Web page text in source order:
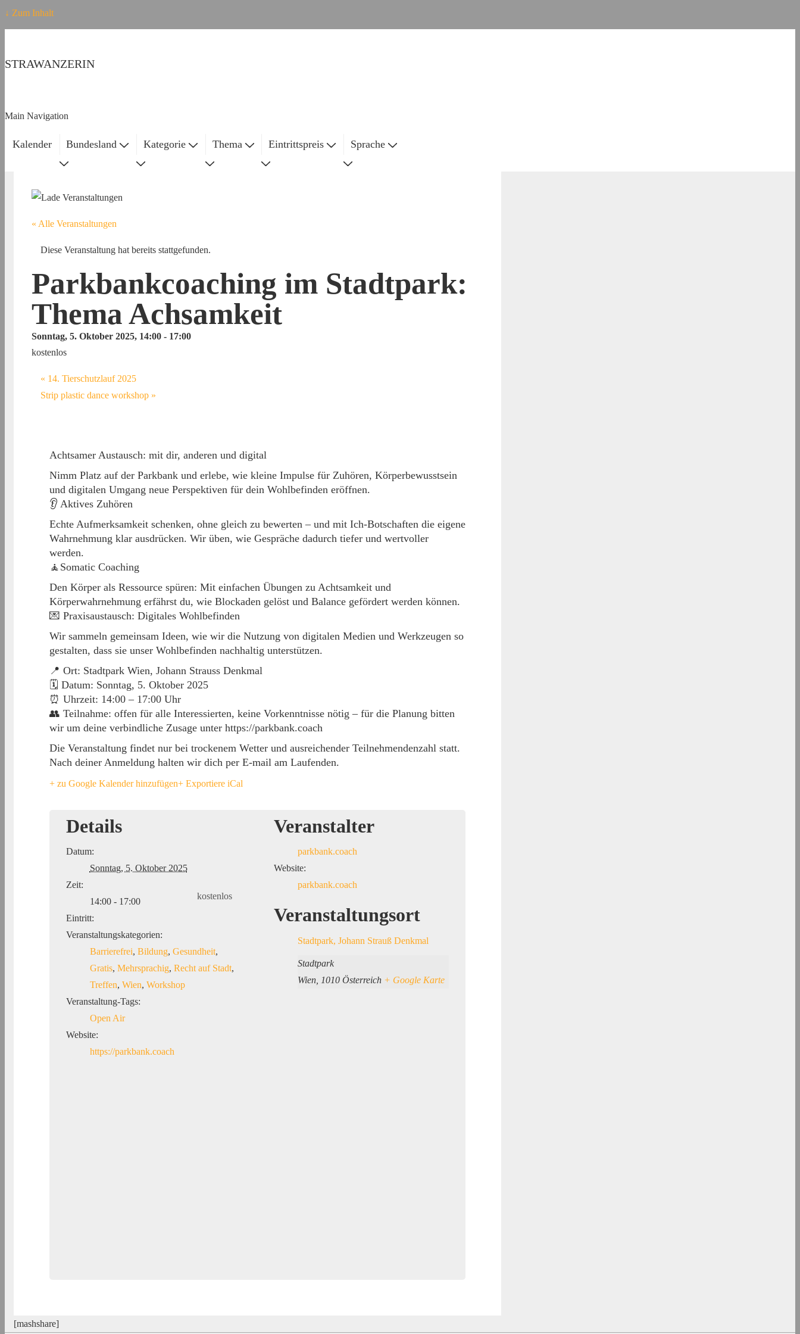
↓ Zum Inhalt
STRAWANZERIN
Main Navigation
Kalender Bundesland Kategorie Thema Eintrittspreis Sprache
« Alle Veranstaltungen
Diese Veranstaltung hat bereits stattgefunden.
Parkbankcoaching im Stadtpark:
Thema Achsamkeit
Sonntag, 5. Oktober 2025, 14:00 - 17:00
kostenlos
« 14. Tierschutzlauf 2025
Strip plastic dance workshop »
Achtsamer Austausch: mit dir, anderen und digital
Nimm Platz auf der Parkbank und erlebe, wie kleine Impulse für Zuhören, Körperbewusstsein
und digitalen Umgang neue Perspektiven für dein Wohlbefinden eröffnen.
👂 Aktives Zuhören
Echte Aufmerksamkeit schenken, ohne gleich zu bewerten – und mit Ich-Botschaften die eigene
Wahrnehmung klar ausdrücken. Wir üben, wie Gespräche dadurch tiefer und wertvoller
werden.
🧘Somatic Coaching
Den Körper als Ressource spüren: Mit einfachen Übungen zu Achtsamkeit und
Körperwahrnehmung erfährst du, wie Blockaden gelöst und Balance gefördert werden können.
💌 Praxisaustausch: Digitales Wohlbefinden
Wir sammeln gemeinsam Ideen, wie wir die Nutzung von digitalen Medien und Werkzeugen so
gestalten, dass sie unser Wohlbefinden nachhaltig unterstützen.
📍 Ort: Stadtpark Wien, Johann Strauss Denkmal
🗓 Datum: Sonntag, 5. Oktober 2025
⏰ Uhrzeit: 14:00 – 17:00 Uhr
👥 Teilnahme: offen für alle Interessierten, keine Vorkenntnisse nötig – für die Planung bitten
wir um deine verbindliche Zusage unter https://parkbank.coach
Die Veranstaltung findet nur bei trockenem Wetter und ausreichender Teilnehmendenzahl statt.
Nach deiner Anmeldung halten wir dich per E-mail am Laufenden.
+ zu Google Kalender hinzufügen+ Exportiere iCal
Details
Datum:
Sonntag, 5. Oktober 2025
Zeit:
14:00 - 17:00
Eintritt:
kostenlos
Veranstaltungskategorien:
Barrierefrei, Bildung, Gesundheit,
Gratis, Mehrsprachig, Recht auf Stadt,
Treffen, Wien, Workshop
Veranstaltung-Tags:
Open Air
Website:
https://parkbank.coach
Veranstalter
parkbank.coach
Website:
parkbank.coach
Veranstaltungsort
Stadtpark, Johann Strauß Denkmal
Stadtpark
Wien 1010 Österreich + Google Karte
[mashshare]